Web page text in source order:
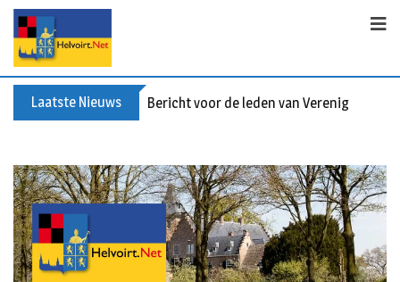
Laatste Nieuws Bericht voor de leden van Vereniging 55+